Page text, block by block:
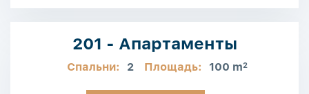
201 - Апартаменты
Спальни: 2 Площадь: 100 m2